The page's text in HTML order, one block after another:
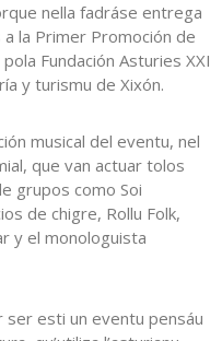
nella fadráse entrega
la Primer Promoción de
Fundación Asturies XXI
y turismu de Xixón.
musical del eventu, nel
que van actuar tolos
grupos como Soi
de chigre, Rollu Folk,
y el monologuista
esti un eventu pensáu